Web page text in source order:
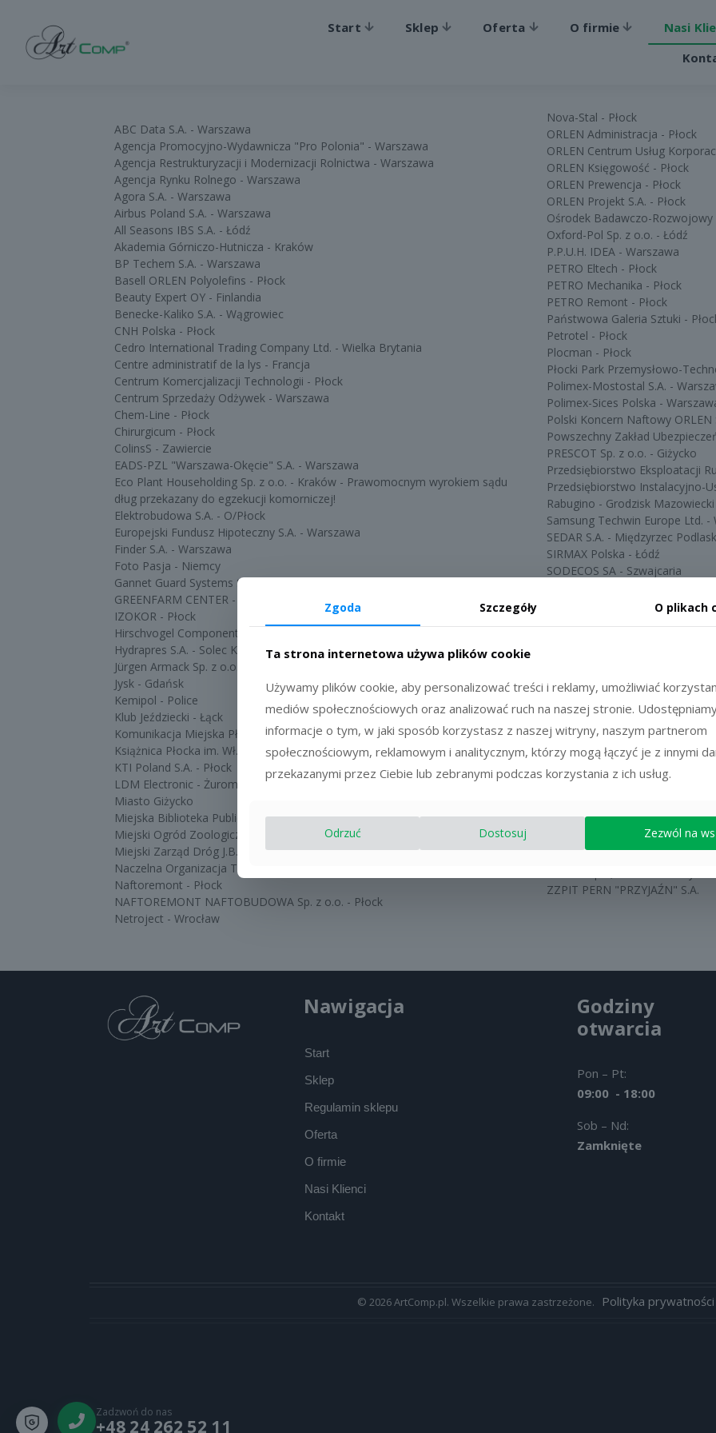
Start Sklep Oferta O firmie
Nasi
ABC Data S.A. - Warszawa
Agencja Promocyjno-Wydawnicza "Pro Polonia" - Warszawa
Agencja Restrukturyzacji i Modernizacji Rolnictwa - Warszawa
Agencja Rynku Rolnego - Warszawa
Agora S.A. - Warszawa
Airbus Poland S.A. - Warszawa
All Seasons IBS S.A. - Łódź
Akademia Górniczo-Hutnicza - Kraków
BP Techem S.A. - Warszawa
Basell ORLEN Polyolefins - Płock
Beauty Expert OY - Finlandia
Benecke-Kaliko S.A. - Wągrowiec
CNH Polska - Płock
Cedro International Trading Company Ltd. - Wielka Brytania
Centre administratif de la lys - Francja
Centrum Komercjalizacji Technologii - Płock
Centrum Sprzedaży Odżywek - Warszawa
Chem-Line - Płock
Chirurgicum - Płock
ColinsS - Zawiercie
EADS-PZL "Warszawa-Okęcie" S.A. - Warszawa
Eco Plant Householding Sp. z o.o. - Kraków - Prawomocnym wyrokiem sądu
dług przekazany do egzekucji komorniczej!
Elektrobudowa S.A. - O/Płock
Europejski Fundusz Hipoteczny S.A. - Warszawa
Finder S.A. - Warszawa
Foto Pasja - Niemcy
Gannet Guard Systems S.A. - Warszawa
GREENFARM CENTER - Czech Republic
IZOKOR - Płock
Hirschvogel Components Poland Sp. z o.o. - Gliwice
Hydrapres S.A. - Solec Kujawski
Jürgen Armack Sp. z o.o. - Piła
Jysk - Gdańsk
Kemipol - Police
Klub Jeździecki - Łąck
Komunikacja Miejska Płock
Książnica Płocka im. Wł. Broniewskiego
KTI Poland S.A. - Płock
LDM Electronic - Żuromin
Miasto Giżycko
Miejska Biblioteka Publiczna - Sierpc
Miejski Ogród Zoologiczny - Płock
Miejski Zarząd Dróg J.B. w Płocku
Naczelna Organizacja Techniczna - Płock
Naftoremont - Płock
NAFTOREMONT NAFTOBUDOWA Sp. z o.o. - Płock
Netroject - Wrocław
Nova-Stal - Płock
ORLEN Administracja - Płock
ORLEN Centrum Usług
ORLEN Księgowość - Płock
ORLEN Prewencja - Płock
ORLEN Projekt S.A. - Płock
Ośrodek Badawczo-Rozwojowy
Oxford-Pol Sp. z o.o. - Łódź
P.P.U.H. IDEA - Warszawa
PETRO Eltech - Płock
PETRO Mechanika - Płock
PETRO Remont - Płock
Państwowa Galeria Sztuki -
Petrotel - Płock
Plocman - Płock
Płocki Park Przemysłowo-
Polimex-Mostostal S.A. -
Polimex-Sices Polska -
Polski Koncern Naftowy ORLEN
Powszechny Zakład
PRESCOT Sp. z o.o. - Giżycko
Przedsiębiorstwo Eksploatacji
Przedsiębiorstwo Instalacyjno-
Rabugino - Grodzisk Mazowiecki
Samsung Techwin Europe Ltd. -
SEDAR S.A. - Międzyrzec
SIRMAX Polska - Łódź
SODECOS SA - Szwajcaria
"Społem" PSS "Zgoda" - Płock
TLC Sp. z o.o. - Gorlice
Tramwaje Warszawskie -
Transfer Nowoczesnych
Trans-Kop s.c - Płock
VENT Kamiński i S-ka Sp.J. -
WITLEATHER - Skoczów
Zomax - Reda
ZZPIT PERN "PRZYJAŹN" S.A.
Nawigacja
Start
Sklep
Regulamin sklepu
Oferta
O firmie
Nasi Klienci
Kontakt
Godziny
otwarcia
Pon – Pt:
09:00 - 18:00
Sob – Nd:
Zamknięte
© 2026 ArtComp.pl. Wszelkie prawa zastrzeżone. Polityka prywatności
Zadzwoń do nas
+48 24 262 52 11
Zgoda Szczegóły O plikach
Ta strona internetowa używa plików cookie
Używamy plików cookie, aby personalizować treści i reklamy, umożliwiać
mediów społecznościowych oraz analizować ruch na naszej stronie.
informacje o tym, w jaki sposób korzystasz z naszej witryny, naszym partnerom
społecznościowym, reklamowym i analitycznym, którzy mogą łączyć je z innymi
przekazanymi przez Ciebie lub zebranymi podczas korzystania z ich usług.
Odrzuć Dostosuj Zezwól na